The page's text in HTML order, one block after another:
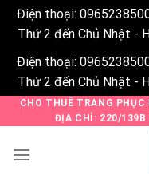
Điện thoại:
Thứ 2 đến Chủ Nhật -
Điện thoại:
Thứ 2 đến Chủ Nhật -
Skip
to
CHO THUÊ TRANG
ĐỊA CHỈ: 220/139B